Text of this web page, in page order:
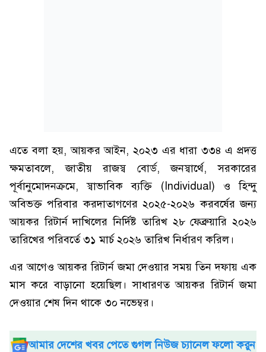
এতে বলা হয়, আয়কর আইন, ২০২৩ এর ধারা ৩৩৪ এ প্রদত্ত
ক্ষমতাবলে, জাতীয় রাজস্ব বোর্ড, জনস্বার্থে, সরকারের
পূর্বানুমোদনক্রমে, স্বাভাবিক ব্যক্তি (Individual) ও হিন্দু
অবিভক্ত পরিবার করদাতাগণের ২০২৫-২০২৬ করবর্ষের জন্য
আয়কর রিটার্ন দাখিলের নির্দিষ্ট তারিখ ২৮ ফেব্রুয়ারি ২০২৬
তারিখের পরিবর্তে ৩১ মার্চ ২০২৬ তারিখ নির্ধারণ করিল।
এর আগেও আয়কর রিটার্ন জমা দেওয়ার সময় তিন দফায় এক
মাস করে বাড়ানো হয়েছিল। সাধারণত আয়কর রিটার্ন জমা
দেওয়ার শেষ দিন থাকে ৩০ নভেম্বর।
আমার দেশের খবর পেতে গুগল নিউজ চ্যানেল ফলো করুন